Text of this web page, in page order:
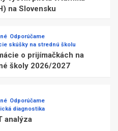
na Slovensku
Odporúčame
skúšky na strednú školu
o prijímačkách na
školy 2026/2027
Odporúčame
diagnostika
analýza